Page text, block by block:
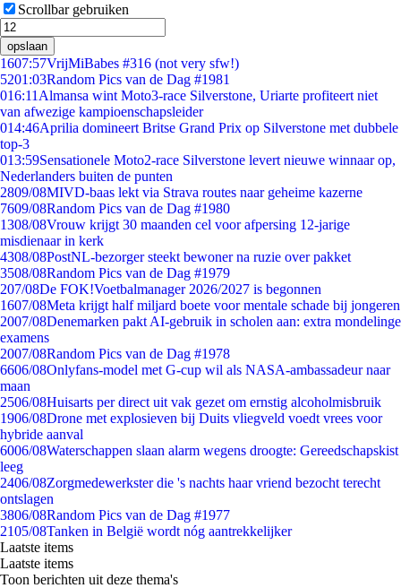
Scrollbar gebruiken
opslaan
1607:57VrijMiBabes #316 (not very sfw!)
5201:03Random Pics van de Dag #1981
016:11 Almansa wint Moto3-race Silverstone, Uriarte profiteert niet
van afwezige kampioenschapsleider
014:46Aprilia domineert Britse Grand Prix op Silverstone met dubbele
top-3
013:59Sensationele Moto2-race Silverstone levert nieuwe winnaar op,
Nederlanders buiten de punten
2809/08MIVD-baas lekt via Strava routes naar geheime kazerne
7609/08Random Pics van de Dag #1980
1308/08Vrouw krijgt 30 maanden cel voor afpersing 12-jarige
misdienaar in kerk
4308/08PostNL-bezorger steekt bewoner na ruzie over pakket
3508/08Random Pics van de Dag #1979
207/08De FOK!Voetbalmanager 2026/2027 is begonnen
1607/08Meta krijgt half miljard boete voor mentale schade bij jongeren
2007/08Denemarken pakt AI-gebruik in scholen aan: extra mondelinge
examens
2007/08Random Pics van de Dag #1978
6606/08Onlyfans-model met G-cup wil als NASA-ambassadeur naar
maan
2506/08Huisarts per direct uit vak gezet om ernstig alcoholmisbruik
1906/08Drone met explosieven bij Duits vliegveld voedt vrees voor
hybride aanval
6006/08Waterschappen slaan alarm wegens droogte: Gereedschapskist
leeg
2406/08Zorgmedewerkster die 's nachts haar vriend bezocht terecht
ontslagen
3806/08Random Pics van de Dag #1977
2105/08Tanken in België wordt nóg aantrekkelijker
Laatste items
Laatste items
Toon berichten uit deze thema's